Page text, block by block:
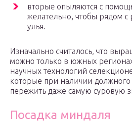
вторые опыляются с
желательно, чтобы рядом с
улья.
Изначально считалось, что
можно только в южных
научных технологий
которые при наличии должного
пережить даже самую суровую
Посадка миндаля